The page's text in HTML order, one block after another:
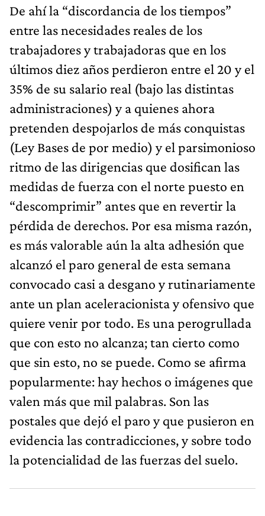
De ahí la “discordancia de los tiempos”
entre las necesidades reales de los
trabajadores y trabajadoras que en los
últimos diez años perdieron entre el 20 y el
35% de su salario real (bajo las distintas
administraciones) y a quienes ahora
pretenden despojarlos de más conquistas
(Ley Bases de por medio) y el parsimonioso
ritmo de las dirigencias que dosifican las
medidas de fuerza con el norte puesto en
“descomprimir” antes que en revertir la
pérdida de derechos. Por esa misma razón,
es más valorable aún la alta adhesión que
alcanzó el paro general de esta semana
convocado casi a desgano y rutinariamente
ante un plan aceleracionista y ofensivo que
quiere venir por todo. Es una perogrullada
que con esto no alcanza; tan cierto como
que sin esto, no se puede. Como se afirma
popularmente: hay hechos o imágenes que
valen más que mil palabras. Son las
postales que dejó el paro y que pusieron en
evidencia las contradicciones, y sobre todo
la potencialidad de las fuerzas del suelo.